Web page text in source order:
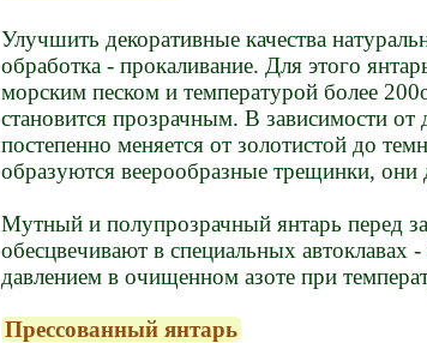
Улучшить декоративные качества
обработка - прокаливание. Для этого
морским песком и температурой более
становится прозрачным. В зависимости от
постепенно меняется от золотистой до
образуются веерообразные трещинки,
Мутный и полупрозрачный янтарь перед
обесцвечивают в специальных
давлением в очищенном азоте при
Прессованный янтарь